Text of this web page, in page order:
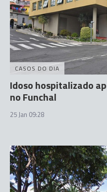
CASOS DO DIA
Idoso hospitalizado
no Funchal
25 Jan 09:28